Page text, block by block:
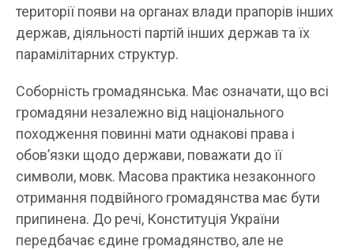
території появи на органах влади прапорів інших
держав, діяльності партій інших держав та їх
парамілітарних структур.
Соборність громадянська. Має означати, що всі
громадяни незалежно від національного
походження повинні мати однакові права і
обов’язки щодо держави, поважати до її
символи, мовк. Масова практика незаконного
отримання подвійного громадянства має бути
припинена. До речі, Конституція України
передбачає єдине громадянство, але не